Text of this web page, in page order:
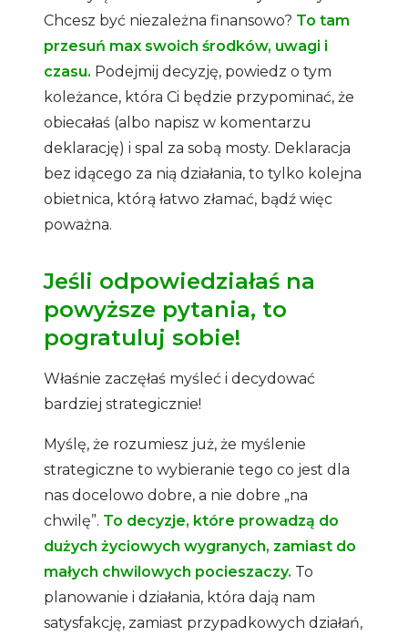
Chcesz być niezależna finansowo? To tam
przesuń max swoich środków, uwagi i
czasu. Podejmij decyzję, powiedz o tym
koleżance, która Ci będzie przypominać, że
obiecałaś (albo napisz w komentarzu
deklarację) i spal za sobą mosty. Deklaracja
bez idącego za nią działania, to tylko kolejna
obietnica, którą łatwo złamać, bądź więc
poważna.
Jeśli odpowiedziałaś na
powyższe pytania, to
pogratuluj sobie!
Właśnie zaczęłaś myśleć i decydować
bardziej strategicznie!
Myślę, że rozumiesz już, że myślenie
strategiczne to wybieranie tego co jest dla
nas docelowo dobre, a nie dobre „na
chwilę”. To decyzje, które prowadzą do
dużych życiowych wygranych, zamiast do
małych chwilowych pocieszaczy. To
planowanie i działania, która dają nam
satysfakcję, zamiast przypadkowych działań,